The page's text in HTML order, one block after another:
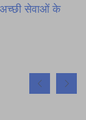
सेवाओं के